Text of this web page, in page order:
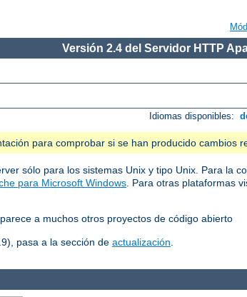
Versión 2.4 del Servidor HTTP
Idiomas disponibles:
para comprobar si se han producido cambios
sólo para los sistemas Unix y tipo Unix. Para la
para Microsoft Windows. Para otras plataformas
a muchos otros proyectos de código abierto
pasa a la sección de actualización.